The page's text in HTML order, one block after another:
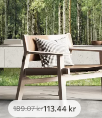
189.07kr113 .44 kr